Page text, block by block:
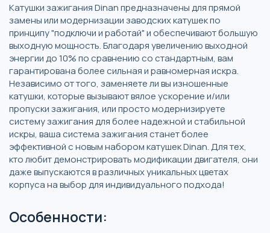
Катушки зажигания Dinan предназначены для прямой
замены или модернизации заводских катушек по
принципу "подключи и работай" и обеспечивают большую
выходную мощность. Благодаря увеличению выходной
энергии до 10% по сравнению со стандартным, вам
гарантирована более сильная и равномерная искра.
Независимо от того, заменяете ли вы изношенные
катушки, которые вызывают вялое ускорение и/или
пропуски зажигания, или просто модернизируете
систему зажигания для более надежной и стабильной
искры, ваша система зажигания станет более
эффективной с новым набором катушек Dinan. Для тех,
кто любит демонстрировать модификации двигателя, они
даже выпускаются в различных уникальных цветах
корпуса на выбор для индивидуального подхода!
Особенности: